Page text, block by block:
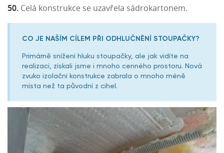
50. Celá konstrukce se uzavřela sádrokartonem.
CO JE NAŠÍM CÍLEM PŘI ODHLUČNĚNÍ STOUPAČKY?
Primárně snížení hluku stoupačky, ale jak vidíte na
realizaci, získali jsme i mnoho cenného prostoru. Nová
zvuko izolační konstrukce zabrala o mnoho méně
místa než ta původní z cihel.​